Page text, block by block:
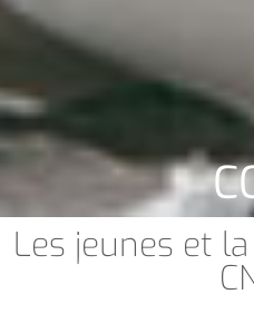
Les jeunes et